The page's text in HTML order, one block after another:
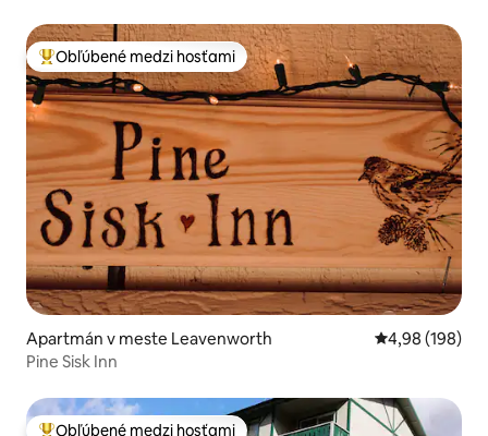
Najobľúbenejšie medzi hosťami
Obľúbené medzi hosťami
Apartmán v meste Leavenworth Priemerné
4,98 (198)
Pine Sisk Inn
Obľúbené medzi hosťami